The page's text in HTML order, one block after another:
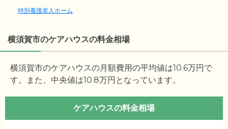
特別養護老人ホーム
横須賀市のケアハウスの料金相場
横須賀市のケアハウスの月額費用の平均値は10.6万円で
す。また、中央値は10.8万円となっています。
ケアハウスの料金相場